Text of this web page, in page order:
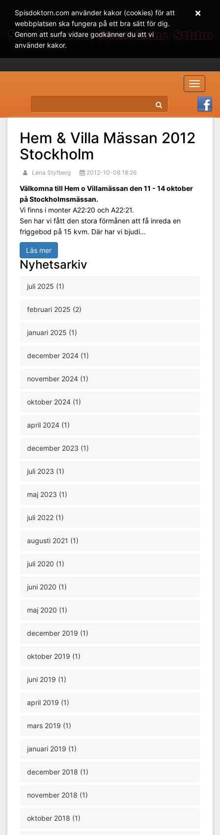
Toggle
Hem & Villa Mässan 2012
Stockholm
Lena Styfberg 2012-10-08 18:26
Välkomna till Hem o Villamässan den 11 - 14 oktober
på Stockholmsmässan.
Vi finns i monter A22:20 och A22:21.
Sen har vi fått den stora förmånen att få inreda en
friggebod på 15 kvm. Där har vi bjudi...
Läs mer
Nyhetsarkiv
juli 2025 (1)
februari 2025 (2)
januari 2025 (1)
december 2024 (1)
november 2024 (1)
oktober 2024 (1)
april 2024 (1)
december 2023 (1)
juli 2023 (1)
maj 2023 (1)
juli 2022 (1)
augusti 2021 (1)
juli 2020 (1)
juni 2020 (1)
maj 2020 (1)
december 2019 (1)
oktober 2019 (1)
juni 2019 (1)
april 2019 (1)
mars 2019 (1)
januari 2019 (1)
december 2018 (1)
november 2018 (1)
oktober 2018 (1)
×
Spisdoktorn.com använder kakor (cookies) för att
webbplatsen ska fungera på ett bra sätt för dig.
Genom att surfa vidare godkänner du att vi
använder kakor.